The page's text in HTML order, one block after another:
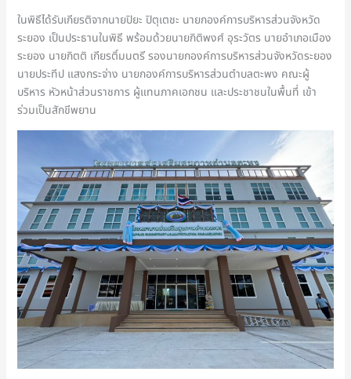
ในพิธีได้รับเกียรติจากนายปิยะ ปิตุเตชะ นายกองค์การบริหารส่วนจังหวัด
ระยอง เป็นประธานในพิธี พร้อมด้วยนายกิติพงศ์ อุระวัตร นายอำเภอเมือง
ระยอง นายกิตติ เกียรติ์มนตรี รองนายกองค์การบริหารส่วนจังหวัดระยอง
นายประทีป แสงกระจ่าง นายกองค์การบริหารส่วนตำบลตะพง คณะผู้
บริหาร หัวหน้าส่วนราชการ ผู้แทนภาคเอกชน และประชาชนในพื้นที่ เข้า
ร่วมเป็นสักขีพยาน